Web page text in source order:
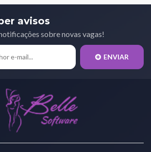
avisos
sobre novas vagas!
ENVIAR